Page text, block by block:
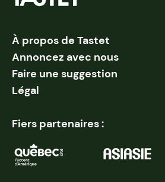
À propos de Tastet
Annoncez avec nous
Faire une suggestion
Légal
Fiers partenaires :